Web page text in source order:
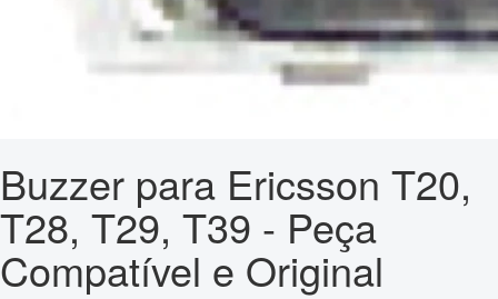
Buzzer para Ericsson T20,
T28, T29, T39 - Peça
Compatível e Original